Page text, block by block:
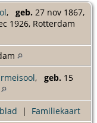
, geb. 27 nov 1867,
1926, Rotterdam
, geb. 15
| Familiekaart